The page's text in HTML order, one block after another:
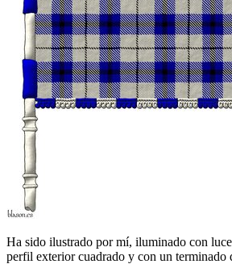
Ha sido ilustrado por mí, iluminado con
perfil exterior cuadrado y con un terminado